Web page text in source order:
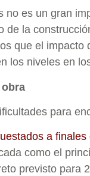
no es un gran
la
que el
los niveles en
para
a
como el
previsto para